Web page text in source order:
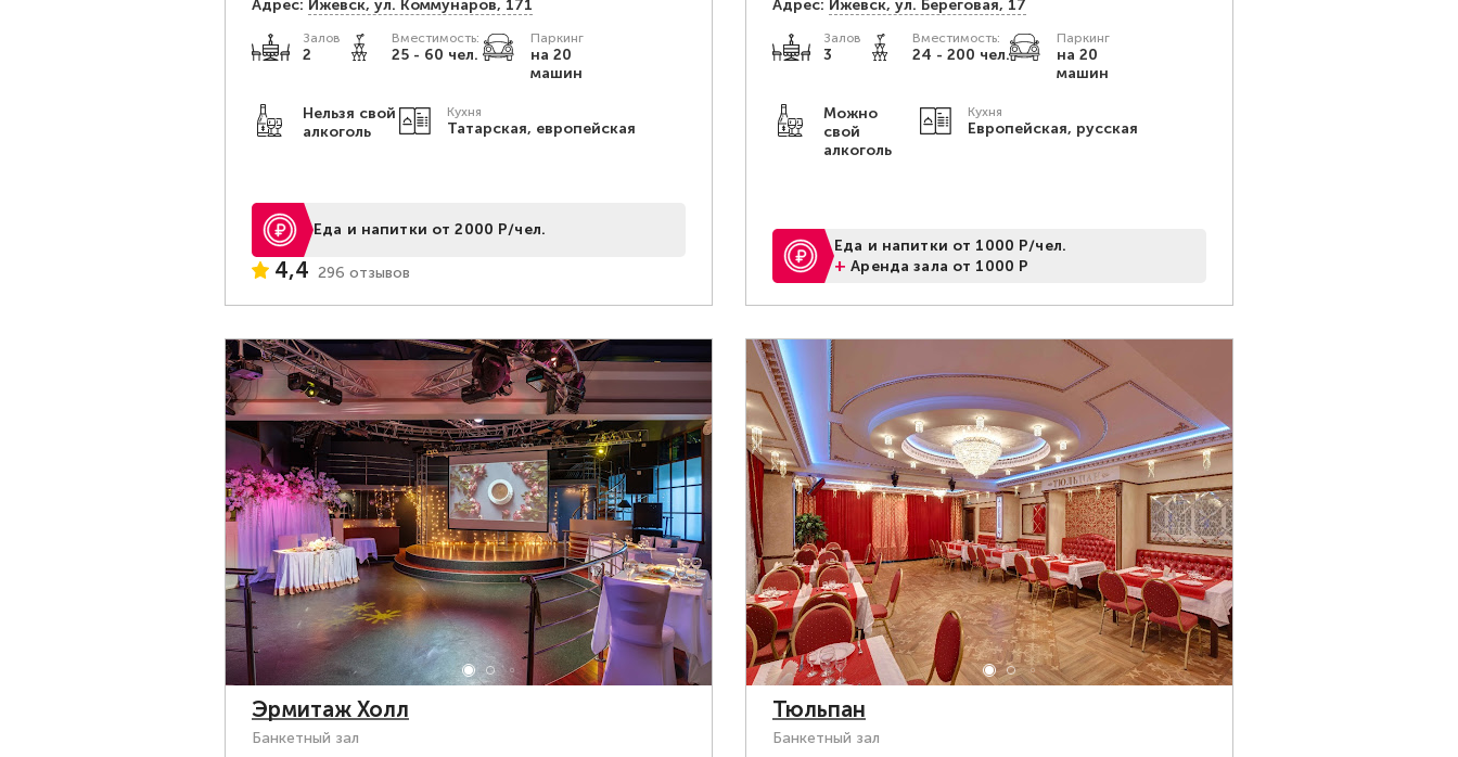
Адрес: Ижевск, ул. Коммунаров, 171
Залов
2
Вместимость:
25 - 60 чел.
Паркинг
на 20
машин
Нельзя свой
алкоголь
Кухня
Татарская, европейская
Еда и напитки от 2000 Р/чел.
4,4 296 отзывов
Адрес: Ижевск, ул. Береговая, 17
Залов
3
Вместимость:
24 - 200 чел.
Паркинг
на 20
машин
Можно
свой
алкоголь
Кухня
Европейская, русская
Еда и напитки от 1000 Р/чел.
+Аренда зала от 1000 Р
Эрмитаж Холл
Банкетный зал
Тюльпан
Банкетный зал